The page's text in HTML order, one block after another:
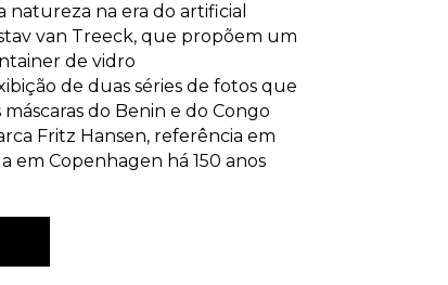
na era do artificial
van Treeck, que propõem um
de vidro
de duas séries de fotos que
do Benin e do Congo
Fritz Hansen, referência em
em Copenhagen há 150 anos